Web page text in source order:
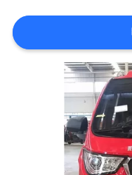
FORDERN
SITEMAP